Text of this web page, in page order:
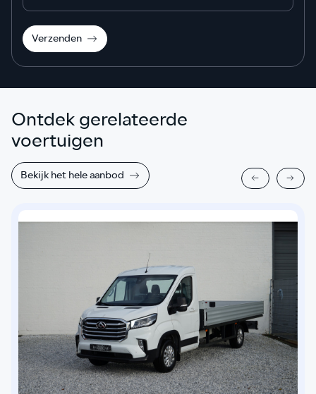
Verzenden
Ontdek gerelateerde
voertuigen
Bekijk het hele aanbod